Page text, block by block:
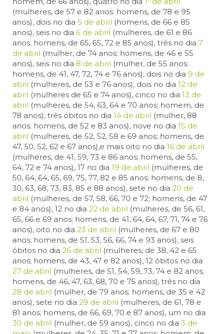
(mulheres, de 57 e 82 anos; homens, de 78 e 95
anos), dois no dia 5 de abril (homens, de 66 e 85
anos), seis no dia 6 de abril (mulheres, de 61 e 86
anos; homens, de 65, 65, 72 e 85 anos), três no dia 7
de abril (mulher, de 74 anos; homens, de 46 e 55
anos), seis no dia 8 de abril (mulher, de 55 anos;
homens, de 41, 47, 72, 74 e 76 anos), dois no dia 9 de
abril (mulheres, de 53 e 76 anos), dois no dia 12 de
abril (mulheres de 65 e 74 anos), cinco no dia 13 de
abril (mulheres, de 54, 63, 64 e 70 anos; homem, de
78 anos), três óbitos no dia 14 de abril (mulher, 88
anos; homens, de 52 e 83 anos), nove no dia 15 de
abril (mulheres, de 52, 52, 58 e 69 anos; homens, de
47, 50, 52, 62 e 67 anos),e mais oito no dia 16 de abril
(mulheres, de 41, 59, 73 e 86 anos; homens, de 55,
64, 72 e 74 anos), 17 no dia 19 de abril (mulheres, de
50, 64, 64, 65, 69, 75, 77, 82 e 85 anos; homens, de 8,
30, 63, 68, 73, 83, 85 e 88 anos), sete no dia 20 de
abril (mulheres, de 57, 58, 66, 70 e 72; homens, de 47
e 84 anos), 12 no dia 22 de abril (mulheres, de 56, 61,
65, 66 e 69 anos; homens, de 41, 64, 64, 67, 71, 74 e 76
anos), oito no dia 23 de abril (mulheres, de 67 e 80
anos; homens, de 51, 53, 56, 66, 74 e 93 anos), seis
óbitos no dia 26 de abril (mulheres, de 38, 42 e 65
anos; homens, de 43, 47 e 82 anos), 12 óbitos no dia
27 de abril (mulheres, de 51, 54, 59, 73, 74 e 82 anos;
homens, de 46, 47, 63, 68, 70 e 75 anos), três no dia
28 de abril (mulher, de 79 anos; homens, de 35 e 42
anos), sete no dia 29 de abril (mulheres, de 61, 78 e
81 anos; homens, de 66, 69, 70 e 87 anos), um no dia
30 de abril (mulher, de 59 anos), cinco no dia 3 de